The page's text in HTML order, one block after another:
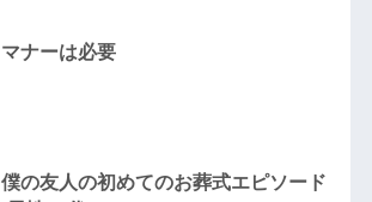
マナーは必要
僕の友人の初めてのお葬式エピソード